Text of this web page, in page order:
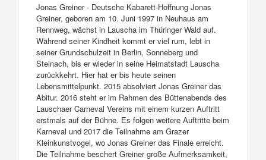
Jonas Greiner - Deutsche Kabarett-Hoffnung Jonas
Greiner, geboren am 10. Juni 1997 in Neuhaus am
Rennweg, wächst in Lauscha im Thüringer Wald auf.
Während seiner Kindheit kommt er viel rum, lebt in
seiner Grundschulzeit in Berlin, Sonneberg und
Steinach, bis er wieder in seine Heimatstadt Lauscha
zurückkehrt. Hier hat er bis heute seinen
Lebensmittelpunkt. 2015 absolviert Jonas Greiner das
Abitur. 2016 steht er im Rahmen des Büttenabends des
Lauschaer Carneval Vereins mit einem kurzen Auftritt
erstmals auf der Bühne. Es folgen weitere Auftritte beim
Karneval und 2017 die Teilnahme am Grazer
Kleinkunstvogel, wo Jonas Greiner das Finale erreicht.
Die Teilnahme beschert Greiner große Aufmerksamkeit,